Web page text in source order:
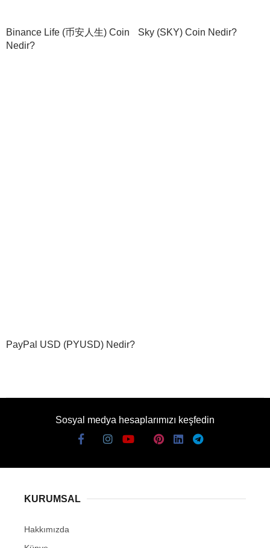
Binance Life (币安人生) Coin
Nedir?
Sky (SKY) Coin Nedir?
PayPal USD (PYUSD) Nedir?
Sosyal medya hesaplarımızı keşfedin
KURUMSAL
Hakkımızda